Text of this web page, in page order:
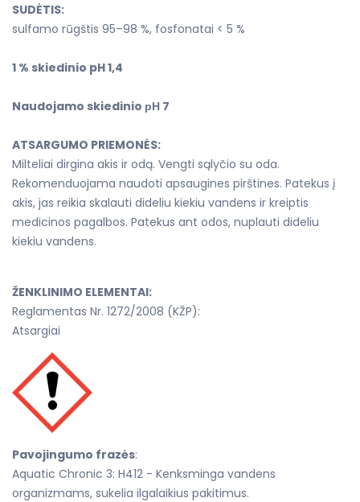
SUDĖTIS:
sulfamo rūgštis 95–98 %, fosfonatai < 5 %
1 % skiedinio pH 1,4
Naudojamo skiedinio рН 7
ATSARGUMO PRIEMONĖS:
Milteliai dirgina akis ir odą. Vengti sąlyčio su oda.
Rekomenduojama naudoti apsaugines pirštines. Patekus į
akis, jas reikia skalauti dideliu kiekiu vandens ir kreiptis
medicinos pagalbos. Patekus ant odos, nuplauti dideliu
kiekiu vandens.
ŽENKLINIMO ELEMENTAI:
Reglamentas Nr. 1272/2008 (KŽP):
Atsargiai
Pavojingumo frazės:
Aquatic Chronic 3: H412 - Kenksminga vandens
organizmams, sukelia ilgalaikius pakitimus.